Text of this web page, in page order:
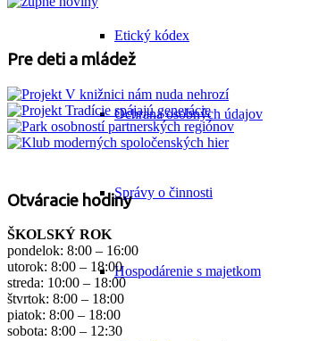
Etický kódex
Ochrana osobných údajov
Správy o činnosti
Hospodárenie s majetkom
Pre deti a mládež
Otváracie hodiny
ŠKOLSKÝ ROK
pondelok: 8:00 – 16:00
utorok: 8:00 – 18:00
streda: 10:00 – 18:00
štvrtok: 8:00 – 18:00
piatok: 8:00 – 18:00
sobota: 8:00 – 12:30